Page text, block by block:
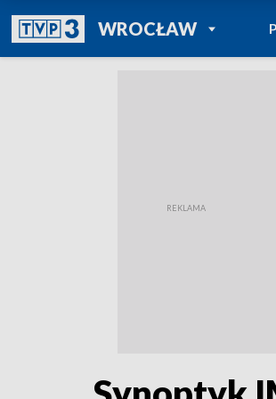
WROCŁAWPOWRÓT DO
TVP REGIONY